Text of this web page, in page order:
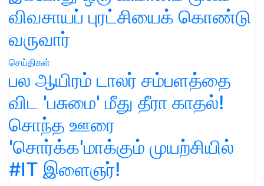
விவசாயப் புரட்சியைக் கொண்டு
வருவார்
செய்திகள்
பல ஆயிரம் டாலர் சம்பளத்தை
விட 'பசுமை' மீது தீரா காதல்!
சொந்த ஊரை
'சொர்க்க'மாக்கும் முயற்சியில்
#IT இளைஞர்!